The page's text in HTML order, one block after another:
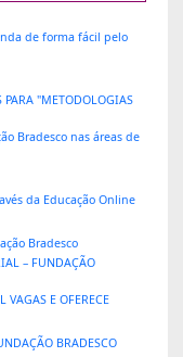
de forma fácil pelo
PARA "METODOLOGIAS
Bradesco nas áreas de
da Educação Online
Bradesco
– FUNDAÇÃO
E OFERECE
BRADESCO